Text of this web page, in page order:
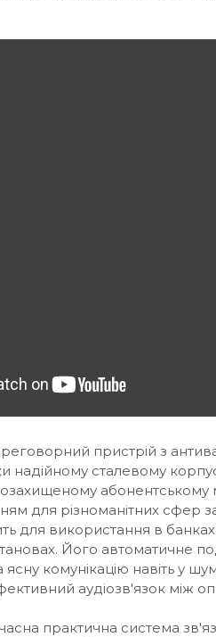
пристрій з
надійному сталевому
для різноманітних сфер
для використання в
Його автоматичне
ясну комунікацію навіть у
аудіозв'язок між
практична система